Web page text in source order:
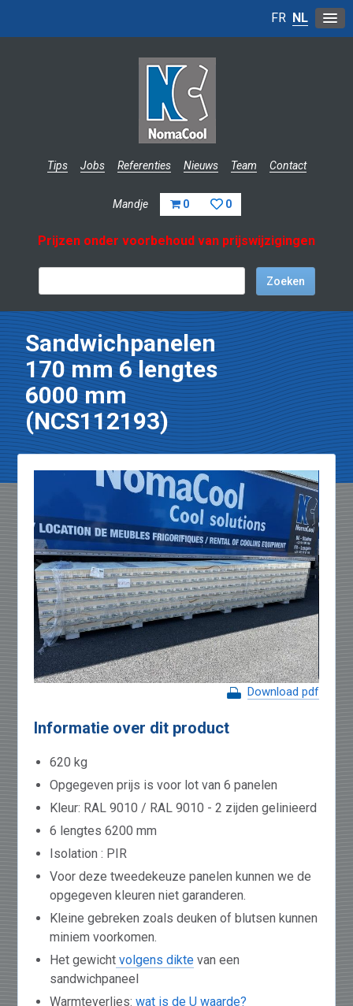
Tips Jobs Referenties Nieuws Team Contact
Mandje 0 0
FR NL
Prijzen onder voorbehoud van prijswijzigingen
Sandwichpanelen
170 mm 6 lengtes
6000 mm
(NCS112193)
Download pdf
Informatie over dit product
620 kg
Opgegeven prijs is voor lot van 6 panelen
Kleur: RAL 9010 / RAL 9010 - 2 zijden gelinieerd
6 lengtes 6200 mm
Isolation : PIR
Voor deze tweedekeuze panelen kunnen we de
opgegeven kleuren niet garanderen.
Kleine gebreken zoals deuken of blutsen kunnen
miniem voorkomen.
Het gewicht volgens dikte van een
sandwichpaneel
Warmteverlies:wat is de U waarde?